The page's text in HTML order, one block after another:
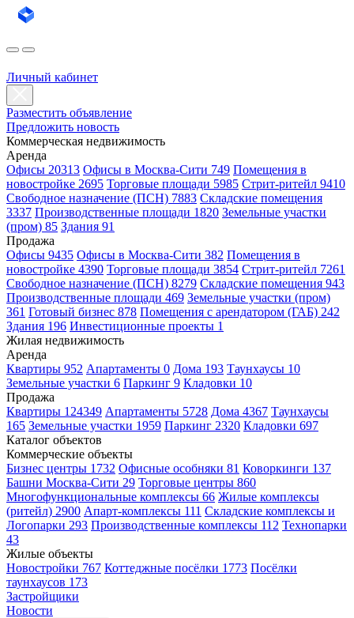
Личный кабинет
Разместить объявление
Предложить новость
Коммерческая недвижимость
Аренда
Офисы 20313 Офисы в Москва-Сити 749 Помещения в
новостройке 2695 Торговые площади 5985 Стрит-ритейл 9410
Свободное назначение (ПСН) 7883 Складские помещения
3337 Производственные площади 1820 Земельные участки
(пром) 85 Здания 91
Продажа
Офисы 9435 Офисы в Москва-Сити 382 Помещения в
новостройке 4390 Торговые площади 3854 Стрит-ритейл 7261
Свободное назначение (ПСН) 8279 Складские помещения 943
Производственные площади 469 Земельные участки (пром)
361 Готовый бизнес 878 Помещения с арендатором (ГАБ) 242
Здания 196 Инвестиционные проекты 1
Жилая недвижимость
Аренда
Квартиры 952 Апартаменты 0 Дома 193 Таунхаусы 10
Земельные участки 6 Паркинг 9 Кладовки 10
Продажа
Квартиры 124349 Апартаменты 5728 Дома 4367 Таунхаусы
165 Земельные участки 1959 Паркинг 2320 Кладовки 697
Каталог объектов
Коммерческие объекты
Бизнес центры 1732 Офисные особняки 81 Коворкинги 137
Башни Москва-Сити 29 Торговые центры 860
Многофункциональные комплексы 66 Жилые комплексы
(ритейл) 2900 Апарт-комплексы 111 Складские комплексы и
Логопарки 293 Производственные комплексы 112 Технопарки
43
Жилые объекты
Новостройки 767 Коттеджные посёлки 1773 Посёлки
таунхаусов 173
Застройщики
Новости